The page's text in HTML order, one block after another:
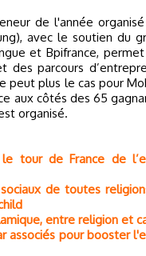
de l'année
avec le soutien du
et Bpifrance,
des parcours
peut plus le cas pour
aux côtés des 65
organisé.
tour de France de
de toutes
entre religion et
associés pour booster